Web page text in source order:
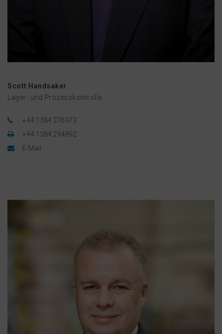
Scott Handsaker
Lager- und Prozesskontrolle
+44 1384 276973
+44 1384 294892
E-Mail